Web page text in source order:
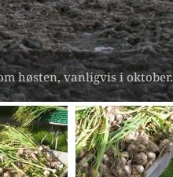
høsten, vanligvis i oktober.